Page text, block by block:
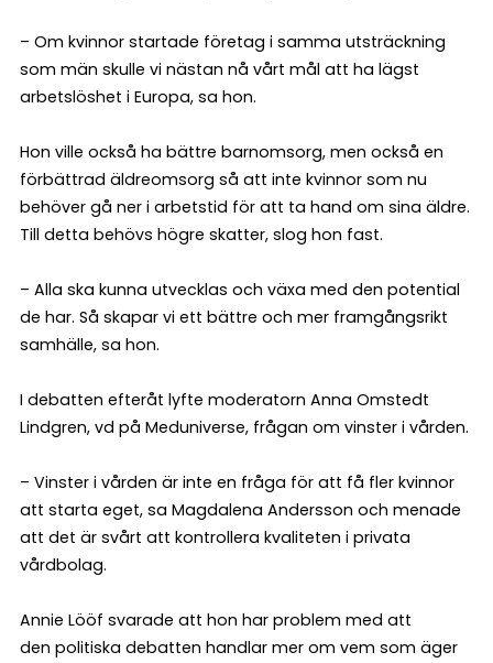
– Om kvinnor startade företag i samma utsträckning
som män skulle vi nästan nå vårt mål att ha lägst
arbetslöshet i Europa, sa hon.
Hon ville också ha bättre barnomsorg, men också en
förbättrad äldreomsorg så att inte kvinnor som nu
behöver gå ner i arbetstid för att ta hand om sina äldre.
Till detta behövs högre skatter, slog hon fast.
– Alla ska kunna utvecklas och växa med den potential
de har. Så skapar vi ett bättre och mer framgångsrikt
samhälle, sa hon.
I debatten efteråt lyfte moderatorn Anna Omstedt
Lindgren, vd på Meduniverse, frågan om vinster i vården.
– Vinster i vården är inte en fråga för att få fler kvinnor
att starta eget, sa Magdalena Andersson och menade
att det är svårt att kontrollera kvaliteten i privata
vårdbolag.
Annie Lööf svarade att hon har problem med att
den politiska debatten handlar mer om vem som äger